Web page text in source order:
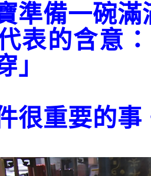
準備一碗滿
表的含意
」
很重要的事